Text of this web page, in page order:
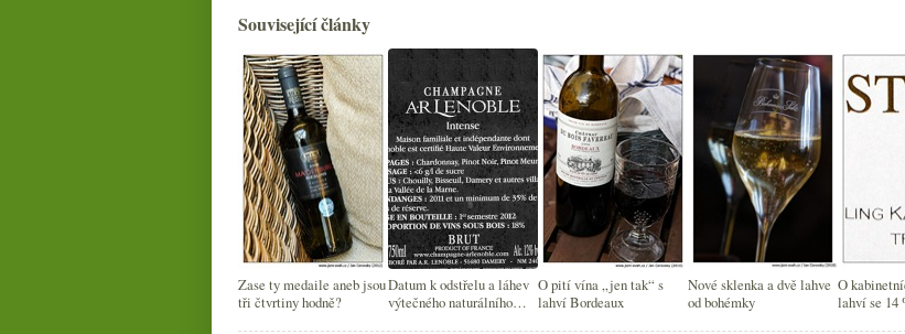
Související články
Zase ty medaile aneb jsou
tři čtvrtiny hodně?
Datum k odstřelu a láhev
výtečného naturálního
O pití vína „jen tak“ s
lahví Bordeaux
Nové sklenka a dvě lahve
od bohémky
O
lahví se 14